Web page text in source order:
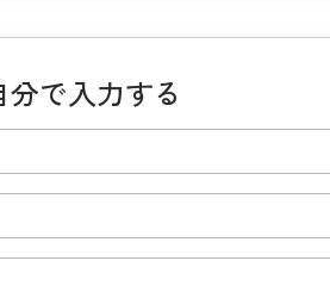
分で入力する